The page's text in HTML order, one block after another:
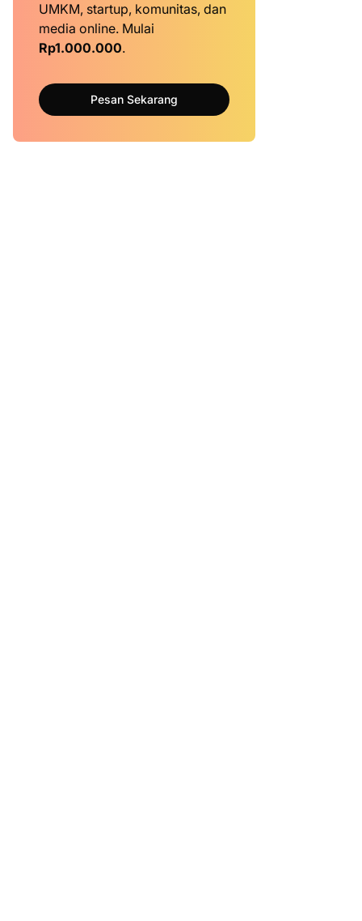
UMKM, startup, komunitas, dan
media online. Mulai
Rp1.000.000.
Pesan Sekarang